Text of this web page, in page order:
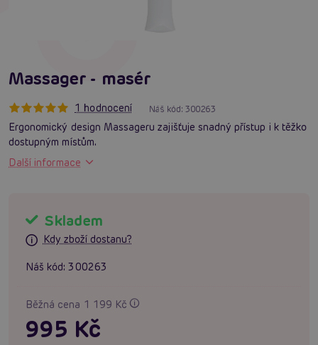
Massager - masér
1 hodnocení Náš kód:300263
Ergonomický design Massageru zajišťuje snadný přístup i k těžko
dostupným místům.
Další informace
Skladem
Kdy zboží dostanu?
Náš kód: 300263
Běžná cena 1 199 Kč
995 Kč